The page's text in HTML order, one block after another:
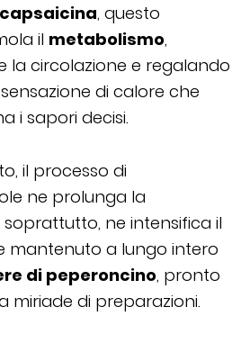
capsaicina, questo
il metabolismo,
la circolazione e regalando
di calore che
i sapori decisi.
il processo di
ne prolunga la
ne intensifica il
mantenuto a lungo intero
di peperoncino, pronto
miriade di preparazioni.